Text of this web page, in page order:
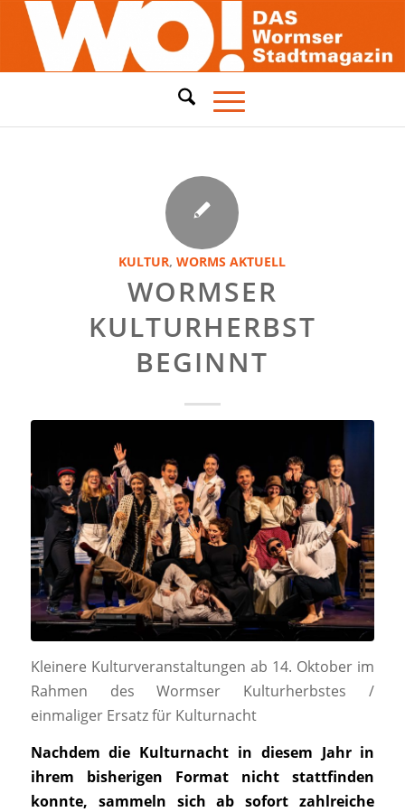
KULTUR,WORMS AKTUELL
WORMSER
KULTURHERBST
BEGINNT
Kleinere Kulturveranstaltungen ab 14. Oktober im
Rahmen des Wormser Kulturherbstes /
einmaliger Ersatz für Kulturnacht
Nachdem die Kulturnacht in diesem Jahr in
ihrem bisherigen Format nicht stattfinden
konnte, sammeln sich ab sofort zahlreiche